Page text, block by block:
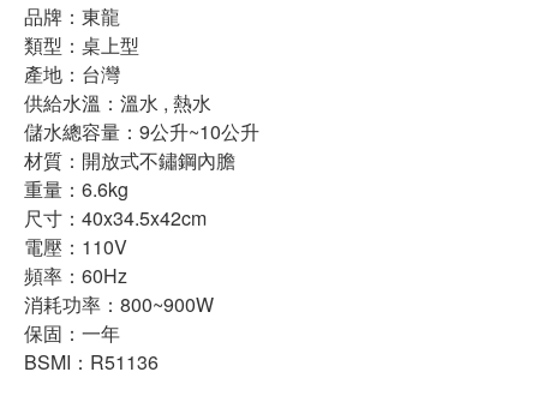
品牌：東龍
類型：桌上型
產地：台灣
供給水溫：溫水 , 熱水
儲水總容量：9公升~10公升
材質：開放式不鏽鋼內膽
重量：6.6kg
尺寸：40x34.5x42cm
電壓：110V
頻率：60Hz
消耗功率：800~900W
保固：一年
BSMI：R51136